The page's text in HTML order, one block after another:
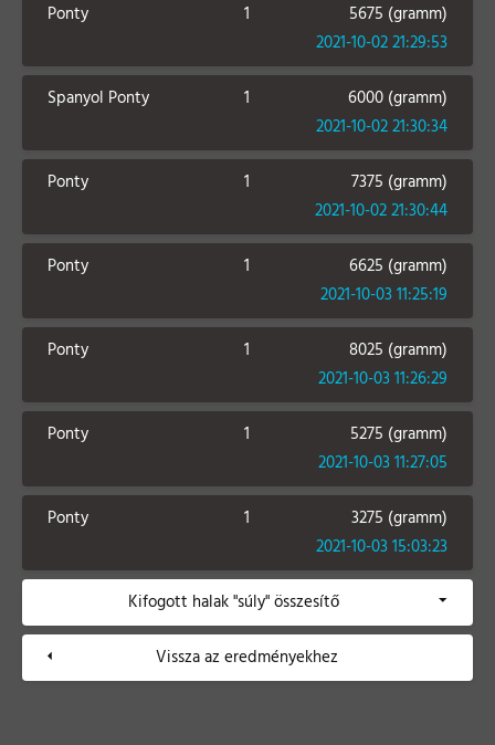
Ponty 1
5675 (gramm)
2021-10-02 21:29:53
Spanyol Ponty 1
6000 (gramm)
2021-10-02 21:30:34
Ponty 1
7375 (gramm)
2021-10-02 21:30:44
Ponty 1
6625 (gramm)
2021-10-03 11:25:19
Ponty 1
8025 (gramm)
2021-10-03 11:26:29
Ponty 1
5275 (gramm)
2021-10-03 11:27:05
Ponty 1
3275 (gramm)
2021-10-03 15:03:23
Kifogott halak "súly" összesítő
Vissza az eredményekhez